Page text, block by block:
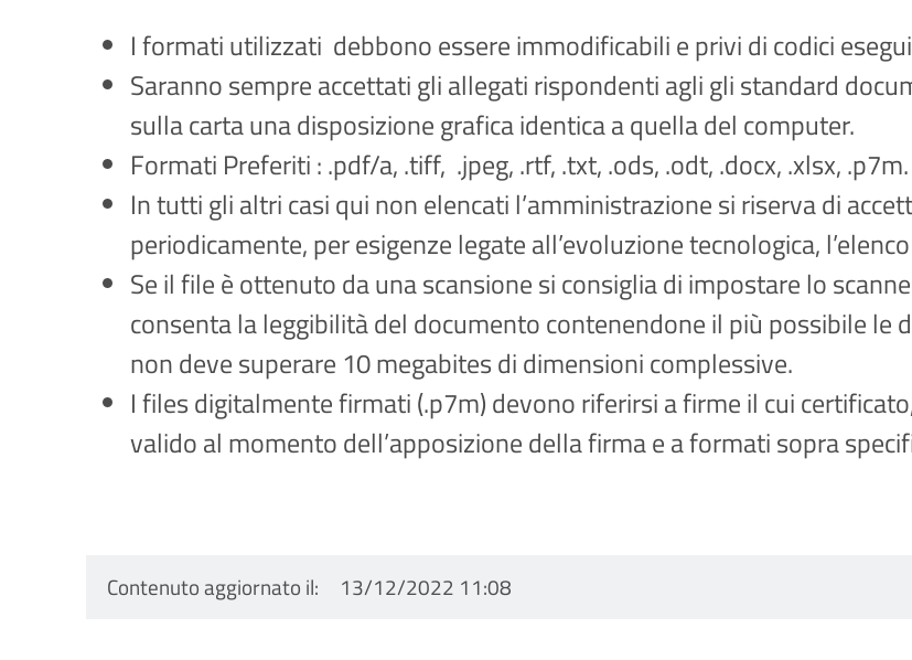
I formati utilizzati debbono essere immodificabili e privi di codici
Saranno sempre accettati gli allegati rispondenti agli gli standard
sulla carta una disposizione grafica identica a quella del computer.
Formati Preferiti : .pdf/a, .tiff, .jpeg, .rtf, .txt, .ods, .odt, .docx, .xlsx, .p7m.
In tutti gli altri casi qui non elencati l’amministrazione si riserva di
periodicamente, per esigenze legate all’evoluzione tecnologica,
Se il file è ottenuto da una scansione si consiglia di impostare lo
consenta la leggibilità del documento contenendone il più possibile le
non deve superare 10 megabites di dimensioni complessive.
I files digitalmente firmati (.p7m) devono riferirsi a firme il cui
valido al momento dell’apposizione della firma e a formati sopra
Contenuto aggiornato il 13/12/2022 11:08